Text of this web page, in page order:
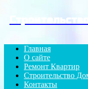
Главная
О сайте
Ремонт Квартир
Строительство
Контакты